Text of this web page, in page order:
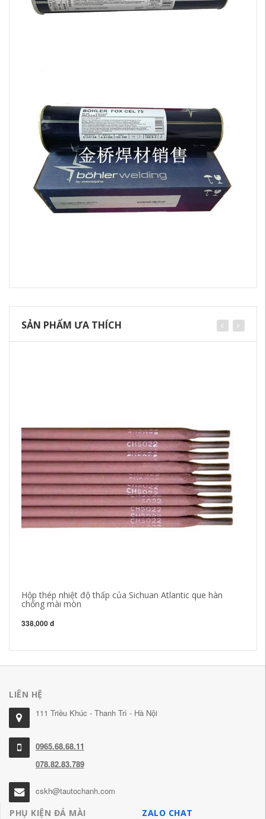
SẢN PHẨM ƯA THÍCH
Hộp thép nhiệt độ thấp của Sichuan Atlantic que hàn
chống mài mòn
338,000 đ
LIÊN HỆ
111 Triều Khúc - Thanh Trì - Hà Nội
0965.68.68.11
078.82.83.789
cskh@tautochanh.com
PHỤ KIỆN ĐÁ MÀI
ZALO CHAT